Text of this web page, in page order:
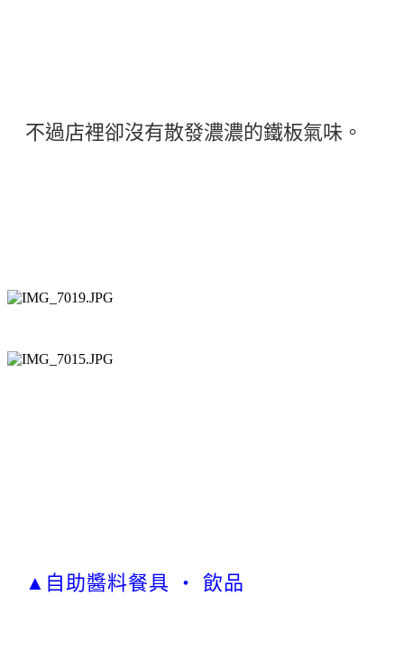
不過店裡卻沒有散發濃濃的鐵板氣味。
▲ 自助醬料餐具 ‧ 飲品